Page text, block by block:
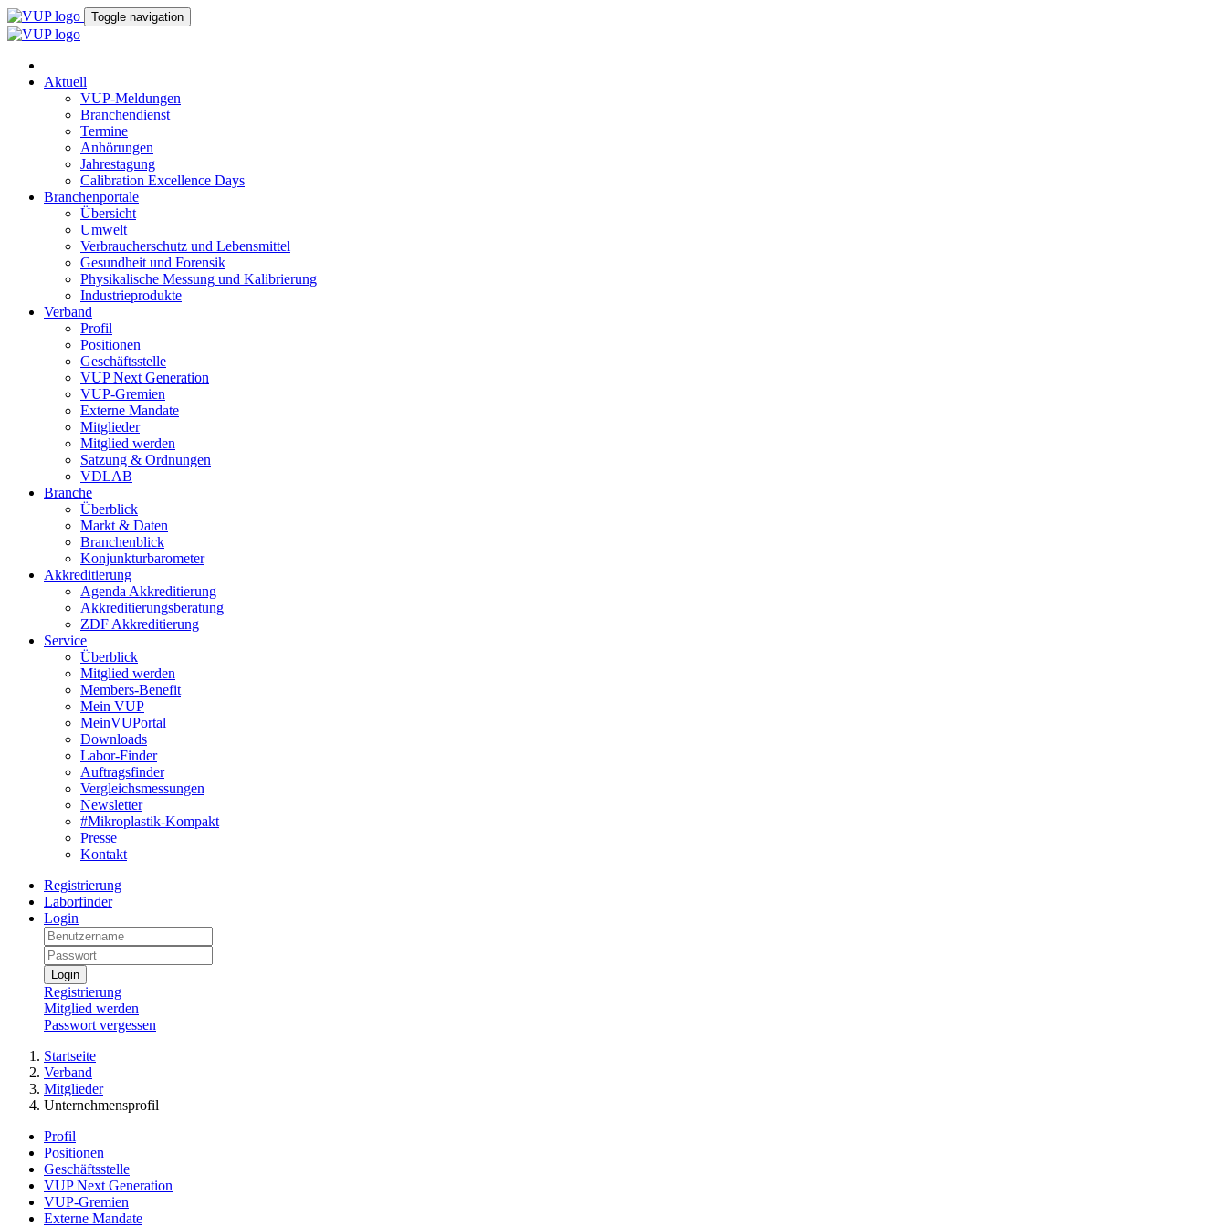
Toggle navigation
Aktuell
VUP-Meldungen
Branchendienst
Termine
Anhörungen
Jahrestagung
Calibration Excellence Days
Branchenportale
Übersicht
Umwelt
Verbraucherschutz und Lebensmittel
Gesundheit und Forensik
Physikalische Messung und Kalibrierung
Industrieprodukte
Verband
Profil
Positionen
Geschäftsstelle
VUP Next Generation
VUP-Gremien
Externe Mandate
Mitglieder
Mitglied werden
Satzung & Ordnungen
VDLAB
Branche
Überblick
Markt & Daten
Branchenblick
Konjunkturbarometer
Akkreditierung
Agenda Akkreditierung
Akkreditierungsberatung
ZDF Akkreditierung
Service
Überblick
Mitglied werden
Members-Benefit
Mein VUP
MeinVUPortal
Downloads
Labor-Finder
Auftragsfinder
Vergleichsmessungen
Newsletter
#Mikroplastik-Kompakt
Presse
Kontakt
Registrierung
Laborfinder
Login
Login
Registrierung
Mitglied werden
Passwort vergessen
Startseite
Verband
Mitglieder
Unternehmensprofil
Profil
Positionen
Geschäftsstelle
VUP Next Generation
VUP-Gremien
Externe Mandate